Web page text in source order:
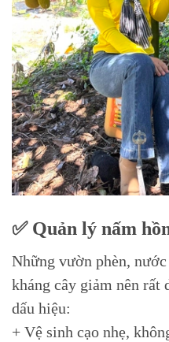
✅ Quản lý nấm
Những vườn phèn,
kháng cây giảm nên rất
dấu hiệu:
+ Vệ sinh cạo nhẹ,